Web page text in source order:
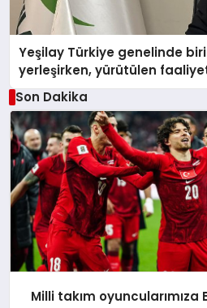
Yeşilay Türkiye genelinde
yerleşirken, yürütülen
üçüncüsü oldu.
Son Dakika
Milli takım